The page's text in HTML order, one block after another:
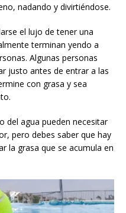
nadando y divirtiéndose.
el lujo de tener una
terminan yendo a
Algunas personas
justo antes de entrar a las
con grasa y sea
del agua pueden necesitar
pero debes saber que hay
la grasa que se acumula en